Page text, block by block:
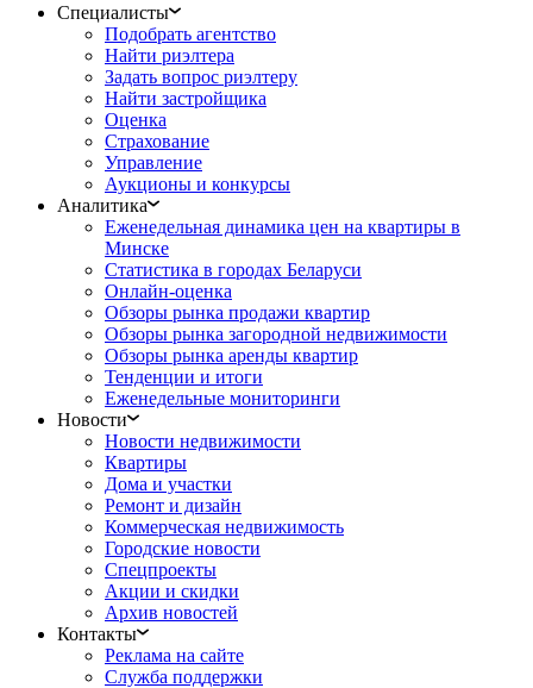
Специалисты
Подобрать агентство
Найти риэлтера
Задать вопрос риэлтеру
Найти застройщика
Оценка
Страхование
Управление
Аукционы и конкурсы
Аналитика
Еженедельная динамика цен на квартиры в
Минске
Статистика в городах Беларуси
Онлайн-оценка
Обзоры рынка продажи квартир
Обзоры рынка загородной недвижимости
Обзоры рынка аренды квартир
Тенденции и итоги
Еженедельные мониторинги
Новости
Новости недвижимости
Квартиры
Дома и участки
Ремонт и дизайн
Коммерческая недвижимость
Городские новости
Спецпроекты
Акции и скидки
Архив новостей
Контакты
Реклама на сайте
Служба поддержки